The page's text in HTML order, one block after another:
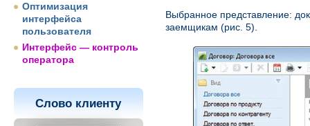
Оптимизация
интерфейса
пользователя
Интерфейс — контроль
оператора
Слово клиенту
Выбранное представление:
заемщикам (рис. 5).